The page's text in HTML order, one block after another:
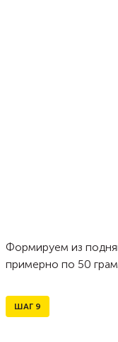
Формируем из
примерно по 50
ШАГ 9